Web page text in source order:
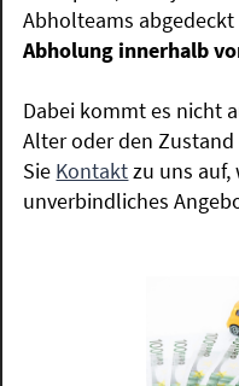
Abholteams
Abholung innerhalb
Dabei kommt es nicht
Alter oder den Zustand
Sie Kontaktzu uns auf,
unverbindliches